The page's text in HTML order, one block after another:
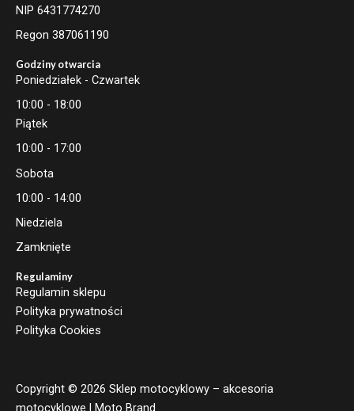
NIP 6431774270
Regon 387061190
Godziny otwarcia
Poniedziałek - Czwartek
10:00 - 18:00
Piątek
10:00 - 17:00
Sobota
10:00 - 14:00
Niedziela
Zamknięte
Regulaminy
Regulamin sklepu
Polityka prywatności
Polityka Cookies
Copyright © 2026 Sklep motocyklowy – akcesoria
motocyklowe | Moto Brand